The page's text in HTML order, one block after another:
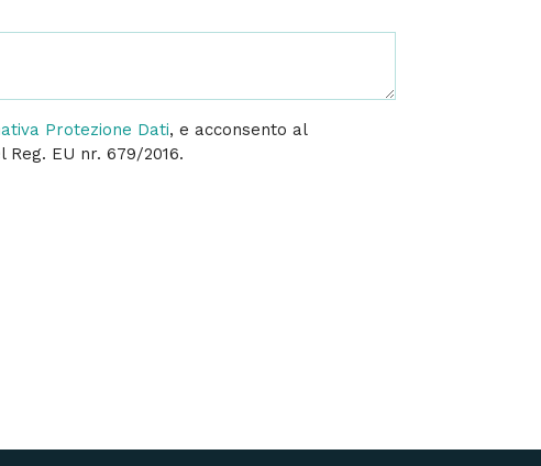
Protezione Dati, e acconsento al
EU nr. 679/2016.